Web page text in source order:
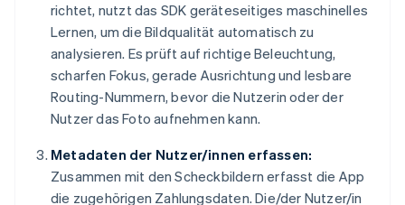
richtet, nutzt das SDK geräteseitiges maschinelles
Lernen, um die Bildqualität automatisch zu
analysieren. Es prüft auf richtige Beleuchtung,
scharfen Fokus, gerade Ausrichtung und lesbare
Routing-Nummern, bevor die Nutzerin oder der
Nutzer das Foto aufnehmen kann.
Metadaten der Nutzer/innen erfassen:
Zusammen mit den Scheckbildern erfasst die App
die zugehörigen Zahlungsdaten. Die/der Nutzer/in